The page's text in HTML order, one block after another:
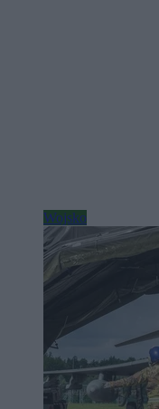
Wojsko